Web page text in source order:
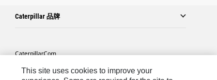
Caterpillar 品牌
Caterpillar.com
联系 Caterpillar
This site uses cookies to improve your